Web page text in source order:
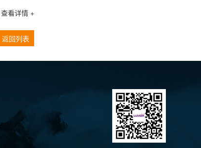
查看详情 +
返回列表